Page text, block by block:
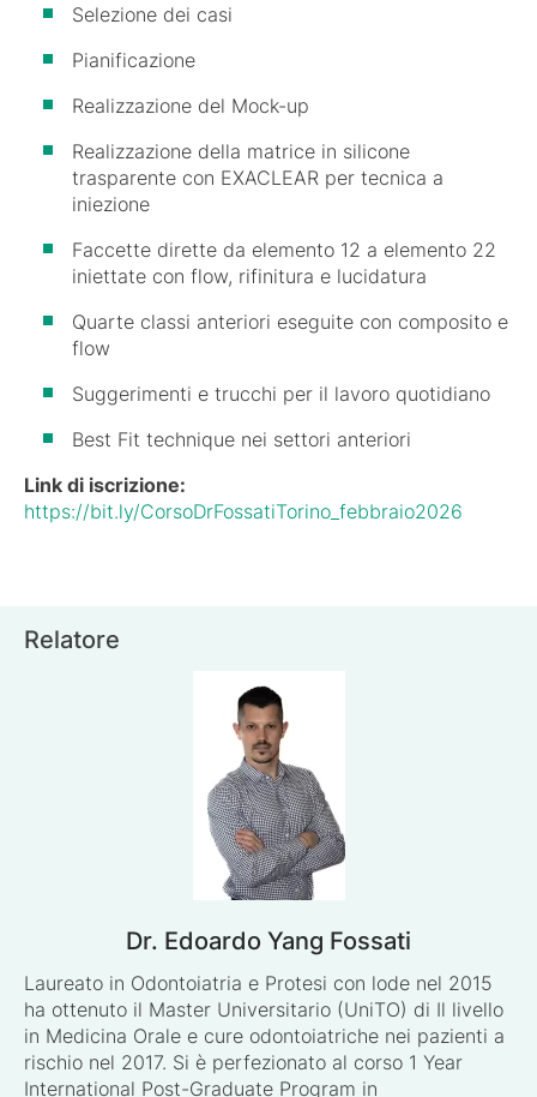
Selezione dei casi
Pianificazione
Realizzazione del Mock-up
Realizzazione della matrice in silicone
trasparente con EXACLEAR per tecnica a
iniezione
Faccette dirette da elemento 12 a elemento 22
iniettate con flow, rifinitura e lucidatura
Quarte classi anteriori eseguite con composito e
flow
Suggerimenti e trucchi per il lavoro quotidiano
Best Fit technique nei settori anteriori
Link di iscrizione:
https://bit.ly/CorsoDrFossatiTorino_febbraio2026
Relatore
Dr. Edoardo Yang Fossati
Laureato in Odontoiatria e Protesi con lode nel 2015
ha ottenuto il Master Universitario (UniTO) di Il livello
in Medicina Orale e cure odontoiatriche nei pazienti a
rischio nel 2017. Si è perfezionato al corso 1 Year
International Post-Graduate Program in